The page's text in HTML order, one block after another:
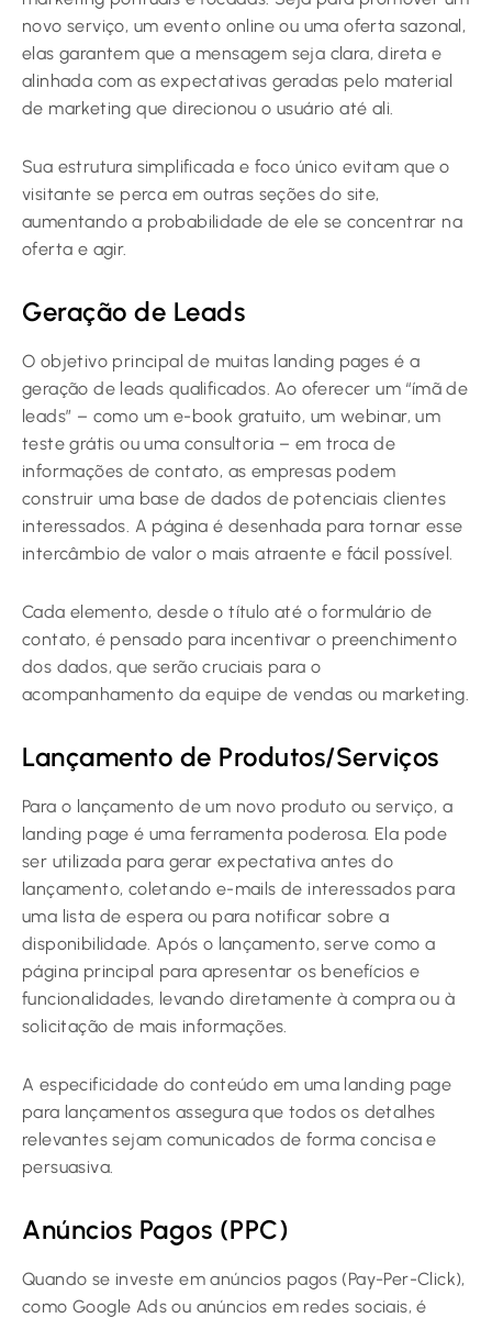
novo serviço, um evento online ou uma oferta sazonal,
elas garantem que a mensagem seja clara, direta e
alinhada com as expectativas geradas pelo material
de marketing que direcionou o usuário até ali.
Sua estrutura simplificada e foco único evitam que o
visitante se perca em outras seções do site,
aumentando a probabilidade de ele se concentrar na
oferta e agir.
Geração de Leads
O objetivo principal de muitas landing pages é a
geração de leads qualificados. Ao oferecer um “ímã de
leads” – como um e-book gratuito, um webinar, um
teste grátis ou uma consultoria – em troca de
informações de contato, as empresas podem
construir uma base de dados de potenciais clientes
interessados. A página é desenhada para tornar esse
intercâmbio de valor o mais atraente e fácil possível.
Cada elemento, desde o título até o formulário de
contato, é pensado para incentivar o preenchimento
dos dados, que serão cruciais para o
acompanhamento da equipe de vendas ou marketing.
Lançamento de Produtos/Serviços
Para o lançamento de um novo produto ou serviço, a
landing page é uma ferramenta poderosa. Ela pode
ser utilizada para gerar expectativa antes do
lançamento, coletando e-mails de interessados para
uma lista de espera ou para notificar sobre a
disponibilidade. Após o lançamento, serve como a
página principal para apresentar os benefícios e
funcionalidades, levando diretamente à compra ou à
solicitação de mais informações.
A especificidade do conteúdo em uma landing page
para lançamentos assegura que todos os detalhes
relevantes sejam comunicados de forma concisa e
persuasiva.
Anúncios Pagos (PPC)
Quando se investe em anúncios pagos (Pay-Per-Click),
como Google Ads ou anúncios em redes sociais, é